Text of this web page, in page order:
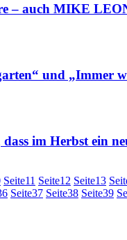
– auch MIKE
und „Immer
im Herbst ein
Seite11 Seite12 Seite13
Seite37 Seite38 Seite39